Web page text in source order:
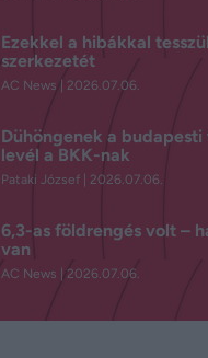
Ezekkel a hibákkal
szerkezetét
AC News 2026.07.06.
Dühöngenek a
levél a BKK-nak
Pataki József 2026.07.06.
6,3-as földrengés volt –
van
AC News 2026.07.06.